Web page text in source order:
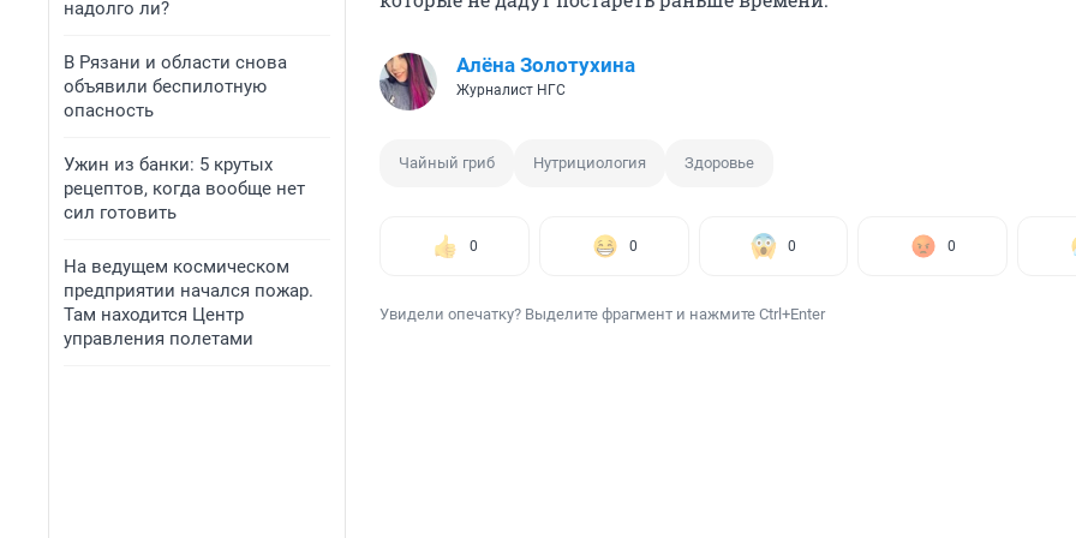
надолго ли?
В Рязани и области снова
объявили беспилотную
опасность
Ужин из банки: 5 крутых
рецептов, когда вообще нет
сил готовить
На ведущем космическом
предприятии начался пожар.
Там находится Центр
управления полетами
Алёна Золотухина
Журналист НГС
Чайный гриб Нутрициология Здоровье
0 0 0 0
Увидели опечатку? Выделите фрагмент и нажмите Ctrl+Enter